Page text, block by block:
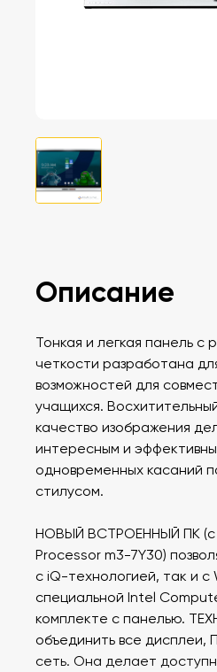
Описание
Тонкая и легкая панель с
четкости разработана
возможностей для
учащихся.
качество изображения
интересным и
одновременных касаний
стилусом.
НОВЫЙ ВСТРОЕННЫЙ ПК (с
Processor m3-7Y30)
с iQ-технологией, так и с
специальной Intel
комплекте с панелью.
объединить все
сеть. Она делает